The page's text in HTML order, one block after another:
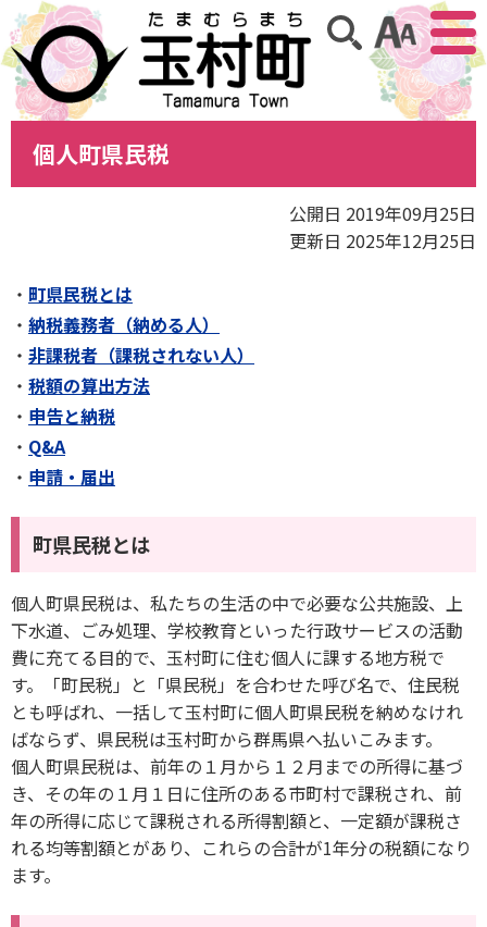
アクセ
サイト内検索
個人町県民税
公開日 2019年09月25日
更新日 2025年12月25日
町県民税とは
納税義務者（納める人）
非課税者（課税されない人）
税額の算出方法
申告と納税
Q&A
申請・届出
町県民税とは
個人町県民税は、私たちの生活の中で必要な公共施設、上
下水道、ごみ処理、学校教育といった行政サービスの活動
費に充てる目的で、玉村町に住む個人に課する地方税で
す。「町民税」と「県民税」を合わせた呼び名で、住民税
とも呼ばれ、一括して玉村町に個人町県民税を納めなけれ
ばならず、県民税は玉村町から群馬県へ払いこみます。
個人町県民税は、前年の１月から１２月までの所得に基づ
き、その年の１月１日に住所のある市町村で課税され、前
年の所得に応じて課税される所得割額と、一定額が課税さ
れる均等割額とがあり、これらの合計が1年分の税額になり
ます。